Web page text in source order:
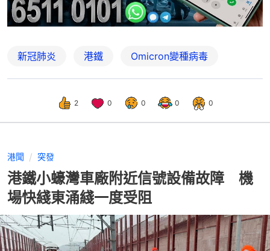
新冠肺炎 港鐵 Omicron變種病毒
2 0 0 0 0
港聞 突發
港鐵小蠔灣車廠附近信號設備故障 機
場快綫東涌綫一度受阻